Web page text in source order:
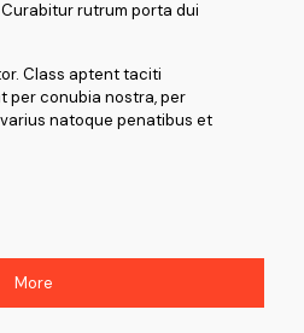
rutrum porta dui
Class aptent taciti
per conubia nostra, per
natoque penatibus et
More